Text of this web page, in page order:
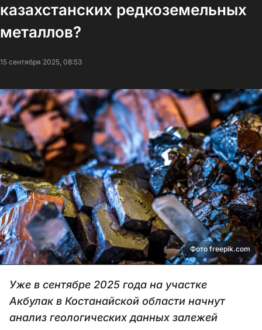
казахстанских редкоземельных
металлов?
15 сентября 2025, 08:53
Фото freepik.com
Уже в сентябре 2025 года на участке
Акбулак в Костанайской области начнут
анализ геологических данных залежей